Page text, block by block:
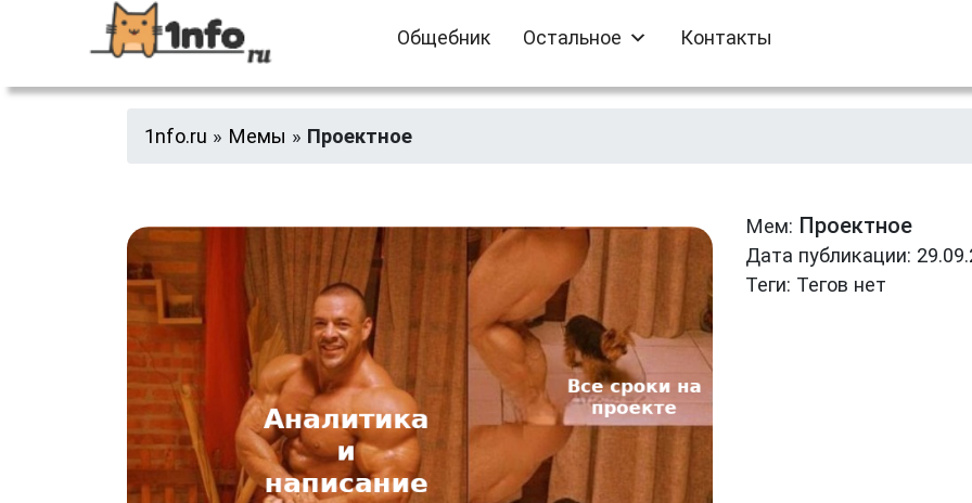
Общебник Остальное Контакты
1nfo.ru » Мемы » Проектное
Мем: Проектное
Дата публикации:
Теги: Тегов нет